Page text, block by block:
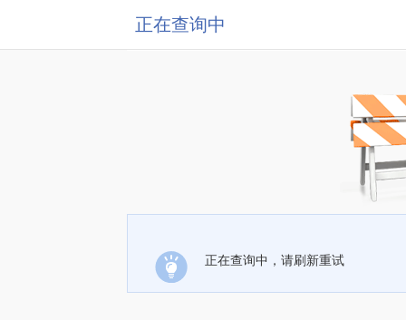
正在查询中
正在查询中，请刷新重试